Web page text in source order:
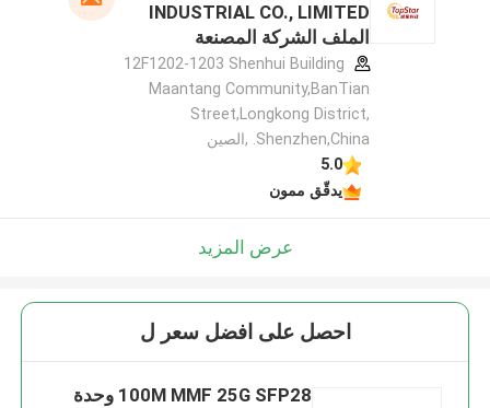
INDUSTRIAL CO., LIMITED
الملف الشركة المصنعة
12F1202-1203 Shenhui Building
Maantang Community,BanTian
Street,Longkong District,
Shenzhen,China. ,الصين
5.0
يدقّق ممون
عرض المزيد
احصل على افضل سعر ل
100M MMF 25G SFP28 وحدة